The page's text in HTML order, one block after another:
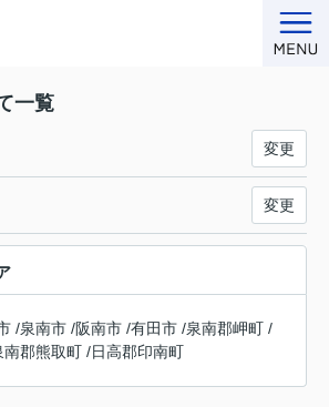
一覧
変更
変更
/泉南市 /阪南市 /有田市 /泉南郡岬町 /
南郡熊取町 /日高郡印南町